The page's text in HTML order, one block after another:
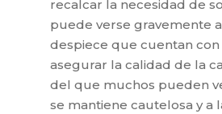
recalcar la necesidad de
puede verse gravemente
despiece que cuentan
asegurar la calidad de la
del que muchos pueden
se mantiene cautelosa y a